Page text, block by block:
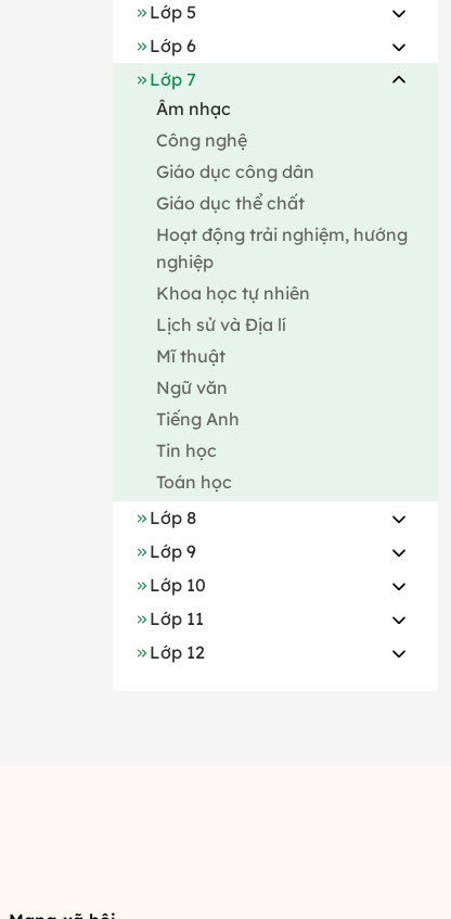
Lớp 5
Lớp 6
Lớp 7
Âm nhạc
Công nghệ
Giáo dục công dân
Giáo dục thể chất
Hoạt động trải nghiệm, hướng
nghiệp
Khoa học tự nhiên
Lịch sử và Địa lí
Mĩ thuật
Ngữ văn
Tiếng Anh
Tin học
Toán học
Lớp 8
Lớp 9
Lớp 10
Lớp 11
Lớp 12